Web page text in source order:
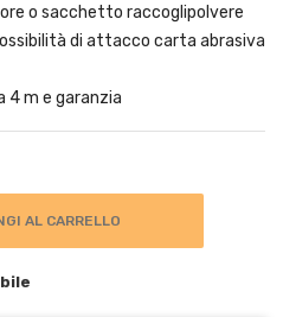
o sacchetto raccoglipolvere
di attacco carta abrasiva
4 m e garanzia
AL CARRELLO